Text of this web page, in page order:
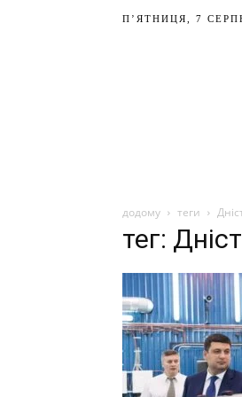
П’ЯТНИЦЯ, 7
додому теги
тег: